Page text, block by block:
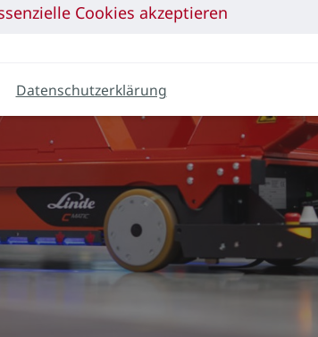
Cookies akzeptieren
Datenschutzerklärung